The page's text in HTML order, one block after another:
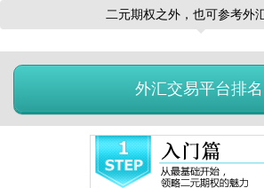
二元期权之外，也可参考外
外汇交易平台排名